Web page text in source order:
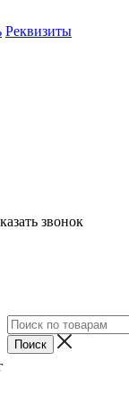
Реквизиты
звонок